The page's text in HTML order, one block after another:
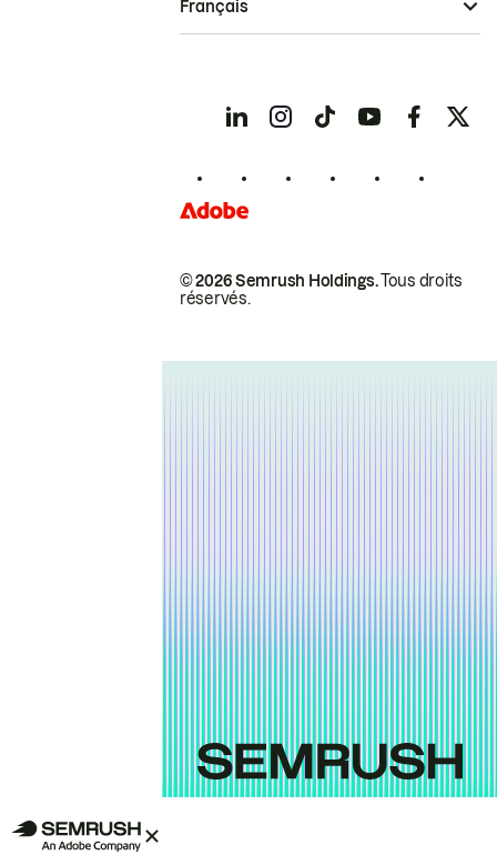
© 2026 Semrush Holdings.Tous droits
réservés.
Français